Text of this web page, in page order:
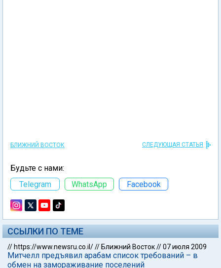
БЛИЖНИЙ ВОСТОК СЛЕДУЮЩАЯ СТАТЬЯ
Будьте с нами:
Telegram
WhatsApp Facebook
ССЫЛКИ ПО ТЕМЕ
// https://www.newsru.co.il/// Ближний Восток//07 июля 2009
Митчелл предъявил арабам список требований – в
обмен на замораживание поселений